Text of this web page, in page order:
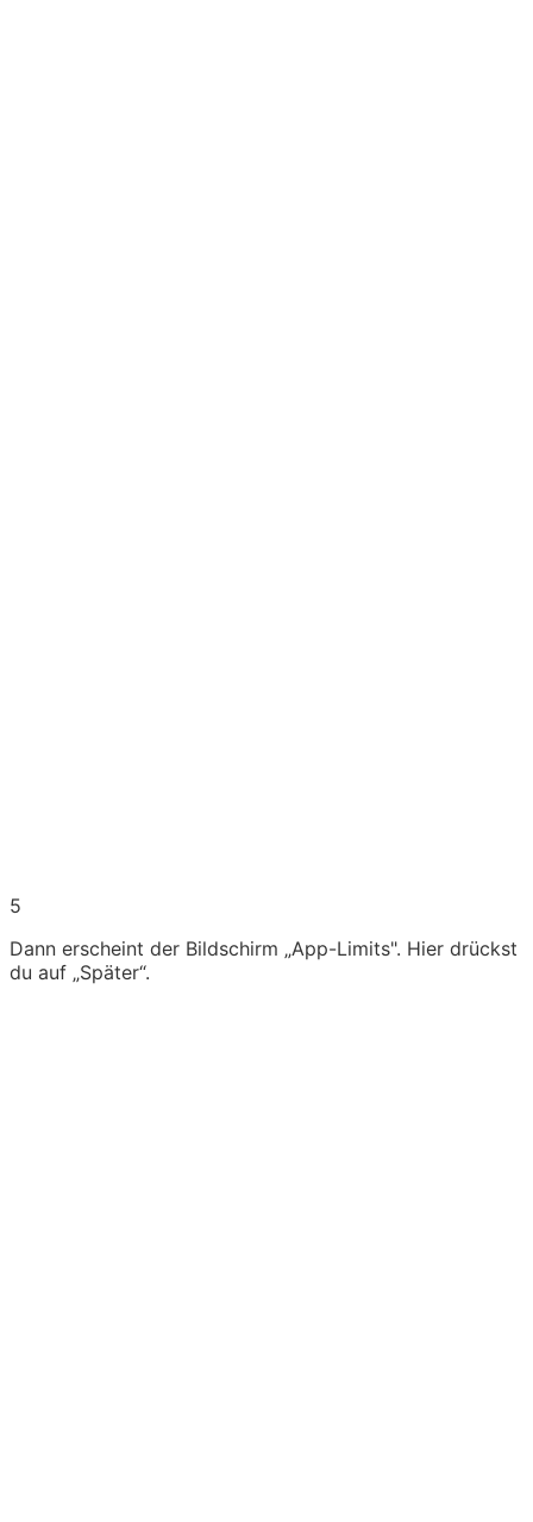
5
Dann erscheint der Bildschirm „App-Limits". Hier drückst
du auf „Später“.